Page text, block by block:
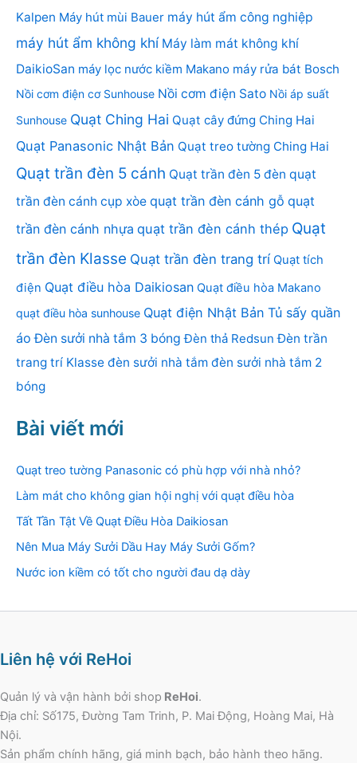
Kalpen Máy hút mùi Bauer máy hút ẩm công nghiệp
máy hút ẩm không khí Máy làm mát không khí
DaikioSan máy lọc nước kiềm Makano máy rửa bát Bosch
Nồi cơm điện cơ Sunhouse Nồi cơm điện Sato Nồi áp suất
Sunhouse Quạt Ching Hai Quạt cây đứng Ching Hai
Quạt Panasonic Nhật Bản Quạt treo tường Ching Hai
Quạt trần đèn 5 cánh Quạt trần đèn 5 đèn quạt
trần đèn cánh cụp xòe quạt trần đèn cánh gỗ quạt
trần đèn cánh nhựa quạt trần đèn cánh thép Quạt
trần đèn Klasse Quạt trần đèn trang trí Quạt tích
điện Quạt điều hòa Daikiosan Quạt điều hòa Makano
quạt điều hòa sunhouse Quạt điện Nhật Bản Tủ sấy quần
áo Đèn sưởi nhà tắm 3 bóng Đèn thả Redsun Đèn trần
trang trí Klasse đèn sưởi nhà tắm đèn sưởi nhà tắm 2
bóng
Bài viết mới
Quạt treo tường Panasonic có phù hợp với nhà nhỏ?
Làm mát cho không gian hội nghị với quạt điều hòa
Tất Tần Tật Về Quạt Điều Hòa Daikiosan
Nên Mua Máy Sưởi Dầu Hay Máy Sưởi Gốm?
Nước ion kiềm có tốt cho người đau dạ dày
Liên hệ với ReHoi
Quản lý và vận hành bởi shop ReHoi.
Địa chỉ: Số175, Đường Tam Trinh, P. Mai Động, Hoàng Mai, Hà
Nội.
Sản phẩm chính hãng, giá minh bạch, bảo hành theo hãng.